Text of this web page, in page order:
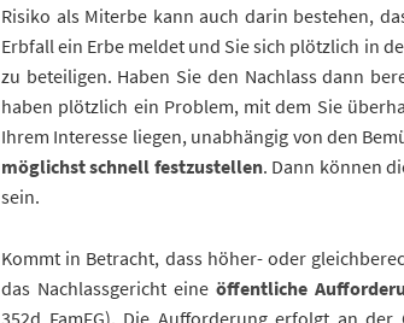
Risiko als Miterbe kann auch darin bestehen,
Erbfall ein Erbe meldet und Sie sich plötzlich in
zu beteiligen. Haben Sie den Nachlass dann
haben plötzlich ein Problem, mit dem Sie
Ihrem Interesse liegen, unabhängig von den
möglichst schnell festzustellen. Dann können
sein.
Kommt in Betracht, dass höher- oder
das Nachlassgericht eine öffentliche
352d FamFG). Die Aufforderung erfolgt an